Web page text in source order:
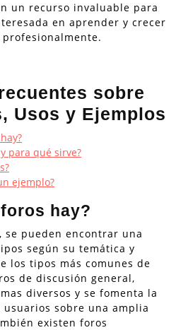
un recurso invaluable para
en aprender y crecer
sobre
Usos y Ejemplos
para qué sirve?
ejemplo?
hay?
se pueden encontrar una
según su temática y
los tipos más comunes de
de discusión general,
diversos y se fomenta la
sobre una amplia
existen foros